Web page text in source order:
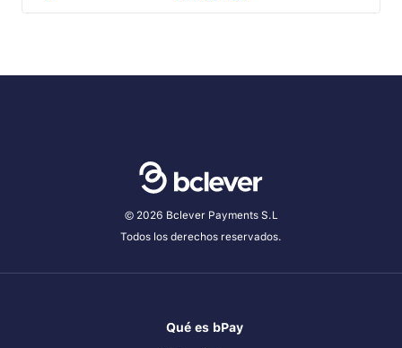
© 2026 Bclever Payments S.L
Todos los derechos reservados.
Qué es bPay